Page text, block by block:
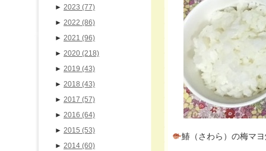
鰆（さわら）の梅マ
► 2023 (77)
► 2022 (86)
► 2021 (96)
► 2020 (218)
► 2019 (43)
► 2018 (43)
► 2017 (57)
► 2016 (64)
► 2015 (53)
► 2014 (60)